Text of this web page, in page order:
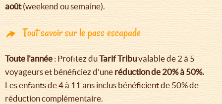
août(weekend ou semaine).
Tout savoir sur le pass escapade
Toute l'année : Profitez duTarif Tribuvalable de 2 à 5
voyageurs et bénéficiez d'une réduction de 20% à 50%.
Les enfants de 4 à 11 ans inclus bénéficient de 50% de
réduction complémentaire.